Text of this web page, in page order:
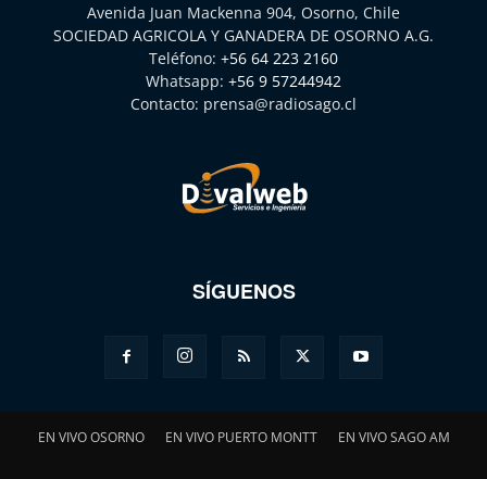
Avenida Juan Mackenna 904, Osorno, Chile
SOCIEDAD AGRICOLA Y GANADERA DE OSORNO A.G.
Teléfono: +56 64 223 2160
Whatsapp: +56 9 57244942
Contacto: prensa@radiosago.cl
SÍGUENOS
EN VIVO OSORNO EN VIVO PUERTO MONTT EN VIVO SAGO AM